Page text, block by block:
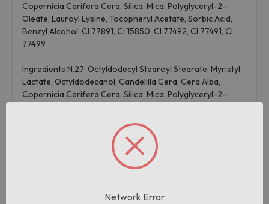
Copernicia Cerifera Cera, Silica, Mica, Polyglyceryl-2-
Oleate, Lauroyl Lysine, Tocopheryl Acetate, Sorbic Acid,
Benzyl Alcohol, CI 77891, CI 15850, CI 77492, CI 77491, CI
77499.
Ingredients N.27: Octyldodecyl Stearoyl Stearate, Myristyl
Lactate, Octyldodecanol, Candelilla Cera, Cera Alba,
Copernicia Cerifera Cera, Silica, Mica, Polyglyceryl-2-
Ingredients N.28: Octyldodecyl Stearoyl Stearate, Myristyl
Lactate, Octyldodecanol, Candelilla Cera, Cera Alba,
Copernicia Cerifera Cera, Silica, Mica, Polyglyceryl-2-
Benzyl Alcohol, CI 77891, CI 77491, CI 7749
Network Error